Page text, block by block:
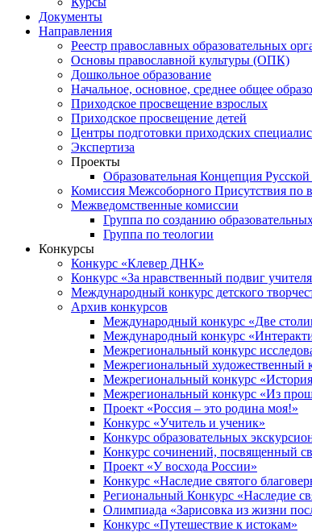
Документы
Направления
Реестр православных образовательных
Основы православной культуры (ОПК)
Дошкольное образование
Начальное, основное, среднее общее
Приходское просвещение взрослых
Приходское просвещение детей
Центры подготовки приходских
Экспертиза
Проекты
Образовательная Концепция
Комиссия Межсоборного Присутствия по
Межведомственные комиссии
Группа по созданию
Группа по теологии
Конкурсы
Конкурс «Клевер ДНК»
Конкурс «За нравственный подвиг
Международный конкурс детского
Архив конкурсов
Международный конкурс «Две
Международный конкурс
Межрегиональный конкурс
Межрегиональный художественный
Межрегиональный конкурс
Межрегиональный конкурс «Из
Проект «Россия – это родина моя!»
Конкурс «Учитель и ученик»
Конкурс образовательных
Конкурс сочинений, посвященный
Проект «У восхода России»
Конкурс «Наследие святого
Региональный Конкурс «Наследие
Олимпиада «Зарисовка из жизни
Конкурс «Путешествие к истокам»